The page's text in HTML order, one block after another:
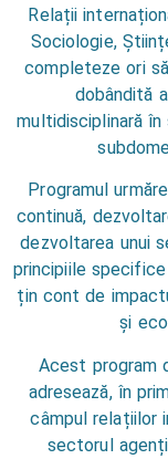
Relații
Sociologie,
completeze ori
dobândită
multidisciplinară
Programul
continuă,
dezvoltarea unui
principiile
țin cont de
și
Acest program
adresează, în
câmpul relațiilor
sectorul